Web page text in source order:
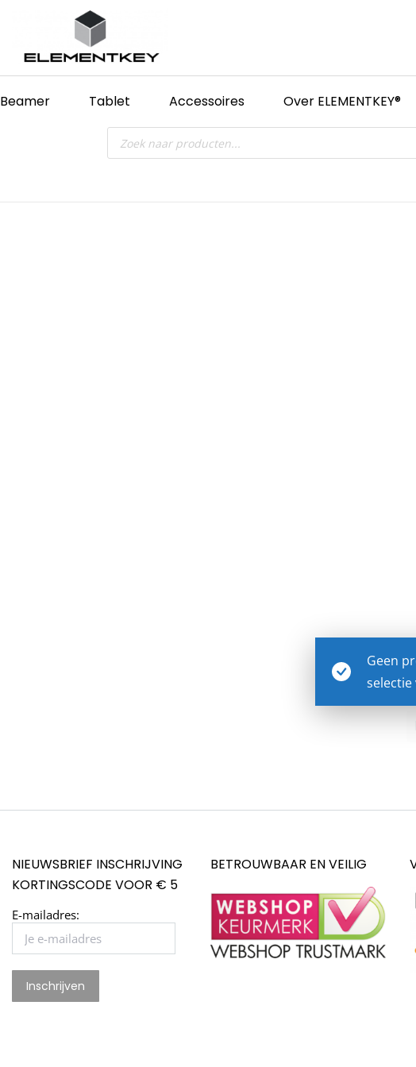
Beamer Tablet Accessoires Over ELEMENTKEY®
Producten
zoeken
Geen
selectie
NIEUWSBRIEF INSCHRIJVING
KORTINGSCODE VOOR € 5
E-mailadres:
BETROUWBAAR EN VEILIG